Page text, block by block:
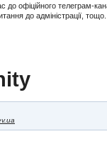
до офіційного телеграм-
до адміністрації,